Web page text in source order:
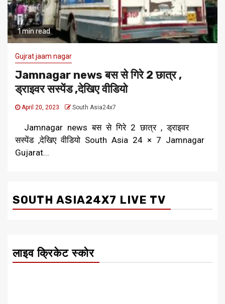
1 min read
Gujrat jaam nagar
Jamnagar news बस से गिरे 2 छात्र ,
ड्राइवर सस्पेंड ,देखिए वीडियो
April 20, 2023 South Asia24x7
Jamnagar news बस से गिरे 2 छात्र , ड्राइवर
सस्पेंड ,देखिए वीडियो South Asia 24 × 7 Jamnagar
Gujarat...
SOUTH ASIA24X7 LIVE TV
लाइव क्रिकेट स्कोर